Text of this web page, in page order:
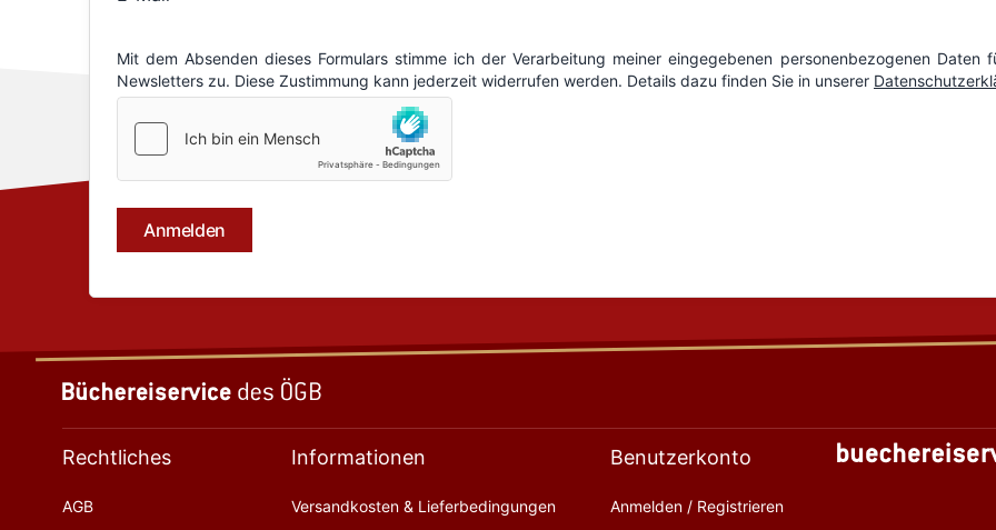
Rechtliches
AGB
Informationen
Versandkosten & Lieferbedingungen
Benutzerkonto
Anmelden / Registrieren